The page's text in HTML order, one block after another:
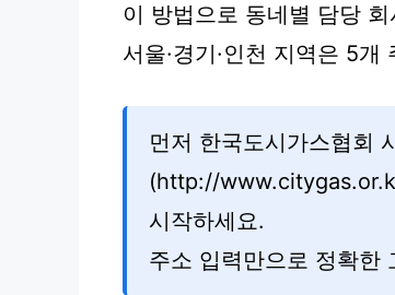
이 방법으로 동네별 담당
서울·경기·인천 지역은 5
먼저 한국도시가스협회
(http://
시작하세요.
주소 입력만으로 정확한